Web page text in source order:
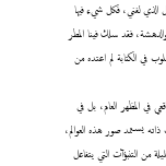
الذي لفني، فكل شيء فيها
فقد سلك فينا المطر
في الكتابة لم اعتده من
في المظهر العام، بل في
ذاته يستمد صور هذه العوالم،
من التنبؤآت التي يتفاعل